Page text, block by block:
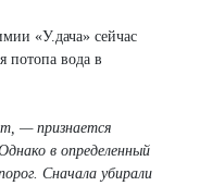
«У.дача» сейчас
потопа вода в
— признается
в определенный
Сначала убирали